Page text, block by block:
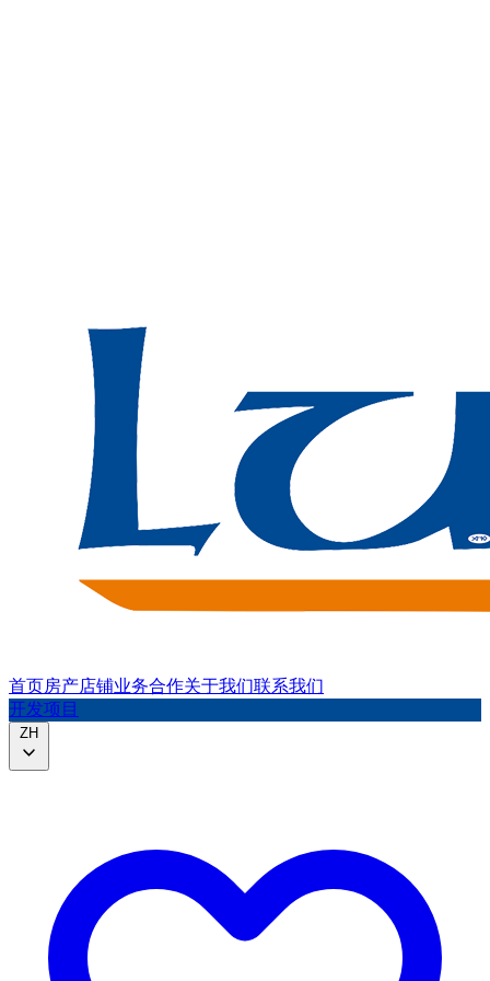
首页房产店铺业务合作关于我们联系我们
开发项目